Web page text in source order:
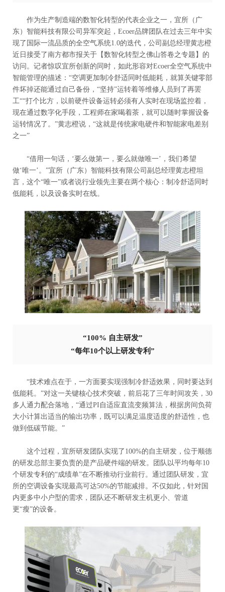
作为生产制造端的数智化转型的代表企业之一，宜所（广
东）智能科技有限公司异军突起，Ecoer品牌团队在过去三年中实
现了国际一流品质的全空气系统1.0的迭代，公司副总经理黄志橙
近日接受了南方都市报关于【数智化转型之佛山答卷之专题】的
访问。记者惊叹宜所创新的同时，如此形容对Ecoer全空气系统中
智能管理的描述：“空调更加制冷舒适同时低能耗，就算关键零部
件坏掉还能通过自己备份，“坚持”运转着等维修人员到了再罢
工““打个比方，以前硬件设备运转必须有人实时在现场监控着，
现在通过数字化手段，工程师在家喝着茶，就可以随时掌握设备
运转情况了。”黄志橙说，“这就是传统家电硬件和智能家电差别
之一”
“借用一句话，‘要么做第一，要么就做唯一’，我们希望
做‘唯一’。”宜所（广东）智能科技有限公司副总经理黄志橙坦
言，这个“唯一”或者说行业领先主要在两个核心：制冷舒适同时
低能耗，以及设备实时在线。
“100% 自主研发”
“每年10个以上研发专利”
“技术难点在于，一方面要实现强制冷舒适效果，同时要达到
低能耗。”对这一关键核心技术突破，前后花了三年时间攻关，30
多人通力配合落地，“通过PI自适应直流变频算法，根据房间负荷
大小计算出适当的输出功率，既可以满足温度适度的舒适性，也
做到低碳节能。”
这个过程，宜所研发团队实现了100%的自主研发，位于顺德
的研发总部主要负责的是产品硬件端的研发。团队以平均每年10
个研发专利的“成绩单”在不断推动行业前行。通过团队研发，宜
所的空调设备实现最高可达50%的节能减排。不仅如此，针对国
内更多中小户型的需求，团队还不断研发主机更小、管道
更“瘦”的设备。